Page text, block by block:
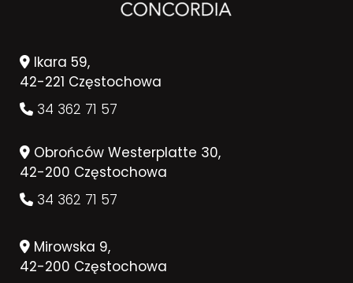
Ikara 59,
42-221 Częstochowa
34 362 71 57
Obrońców Westerplatte 30,
42-200 Częstochowa
34 362 71 57
Mirowska 9,
42-200 Częstochowa